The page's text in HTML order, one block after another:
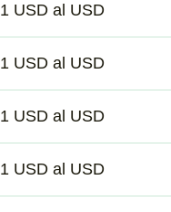
1 USD al USD
1 USD al USD
1 USD al USD
1 USD al USD